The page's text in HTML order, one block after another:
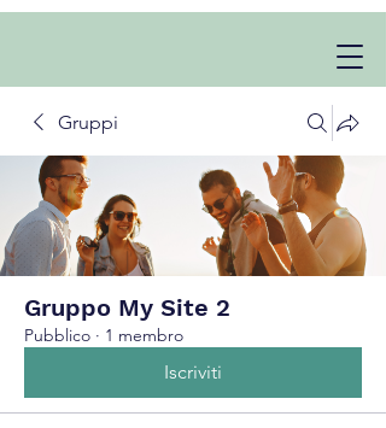
Gruppi
Gruppo My Site 2
Pubblico · 1 membro
Iscriviti